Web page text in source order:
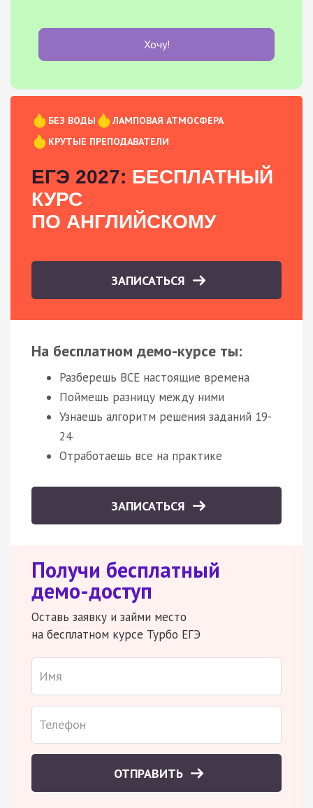
Хочу!
БЕЗ ВОДЫ
ЛАМПОВАЯ АТМОСФЕРА
КРУТЫЕ ПРЕПОДАВАТЕЛИ
ЕГЭ 2027: БЕСПЛАТНЫЙ
КУРС
ПО АНГЛИЙСКОМУ
ЗАПИСАТЬСЯ
На бесплатном демо-курсе ты:
Разберешь ВСЕ настоящие времена
Поймешь разницу между ними
Узнаешь алгоритм решения заданий 19-
24
Отработаешь все на практике
ЗАПИСАТЬСЯ
Получи бесплатный
демо-доступ
Оставь заявку и займи место
на бесплатном курсе Турбо ЕГЭ
ОТПРАВИТЬ